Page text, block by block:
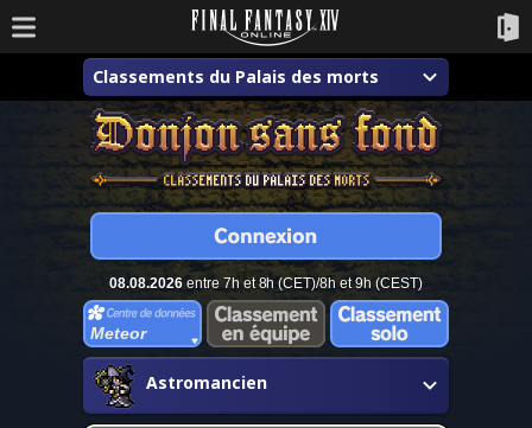
Classements du Palais des morts
08.08.2026entre 7h et 8h (CET)/8h et 9h (CEST)
Meteor
Astromancien